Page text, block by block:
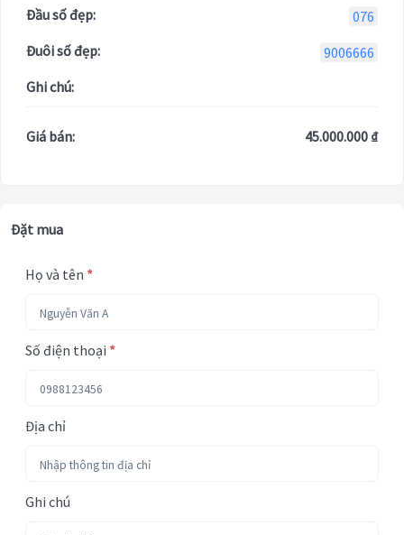
Đầu số đẹp:
076
Đuôi số đẹp:
9006666
Ghi chú:
Giá bán: 45.000.000 ₫
Đặt mua
Họ và tên *
Số điện thoại *
Địa chỉ
Ghi chú